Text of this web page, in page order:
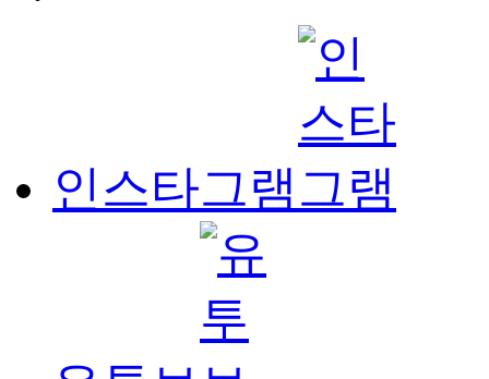
인스타그램